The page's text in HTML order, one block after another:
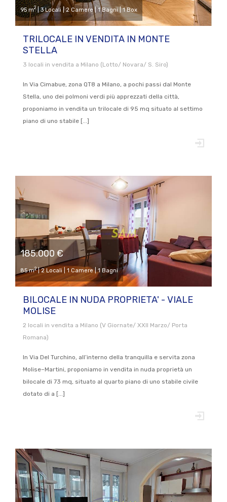
95 m2| 3 Locali | 2 Camere | 1 Bagni | 1 Box
TRILOCALE IN VENDITA IN MONTE
STELLA
3 locali in vendita a Milano (Lotto/ Novara/ S. Siro)
In Via Cimabue, zona QT8 a Milano, a pochi passi dal Monte
Stella, uno dei polmoni verdi più apprezzati della città,
proponiamo in vendita un trilocale di 95 mq situato al settimo
piano di uno stabile [...]
185.000 €
85 m2| 2 Locali | 1 Camere | 1 Bagni
BILOCALE IN NUDA PROPRIETA' - VIALE
MOLISE
2 locali in vendita a Milano (V Giornate/ XXII Marzo/ Porta
Romana)
In Via Del Turchino, all’interno della tranquilla e servita zona
Molise–Martini, proponiamo in vendita in nuda proprietà un
bilocale di 73 mq, situato al quarto piano di uno stabile civile
dotato di a [...]